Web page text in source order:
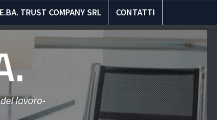
TRUST COMPANY SRL CONTATTI
lavoro-